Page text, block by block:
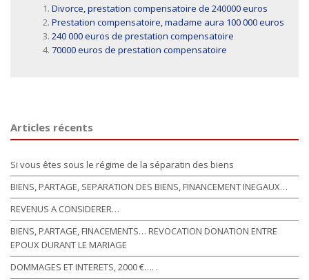
Divorce, prestation compensatoire de 240000 euros
Prestation compensatoire, madame aura 100 000 euros
240 000 euros de prestation compensatoire
70000 euros de prestation compensatoire
Articles récents
Si vous êtes sous le régime de la séparatin des biens
BIENS, PARTAGE, SEPARATION DES BIENS, FINANCEMENT INEGAUX…
REVENUS A CONSIDERER…
BIENS, PARTAGE, FINACEMENTS… REVOCATION DONATION ENTRE
EPOUX DURANT LE MARIAGE
DOMMAGES ET INTERETS, 2000 €…. .